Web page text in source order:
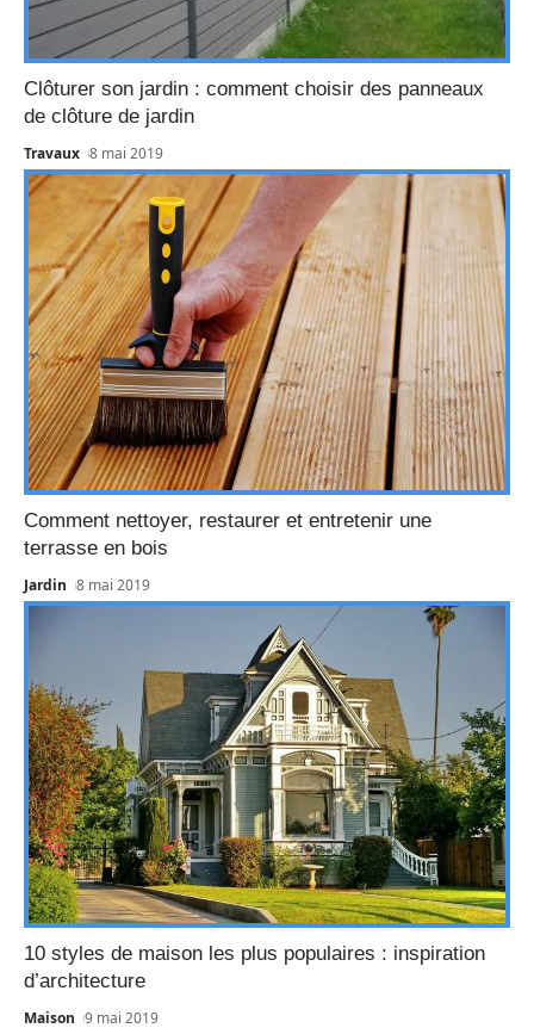
Clôturer son jardin : comment choisir des panneaux
de clôture de jardin
Travaux 8 mai 2019
Comment nettoyer, restaurer et entretenir une
terrasse en bois
Jardin 8 mai 2019
10 styles de maison les plus populaires : inspiration
d’architecture
Maison 9 mai 2019